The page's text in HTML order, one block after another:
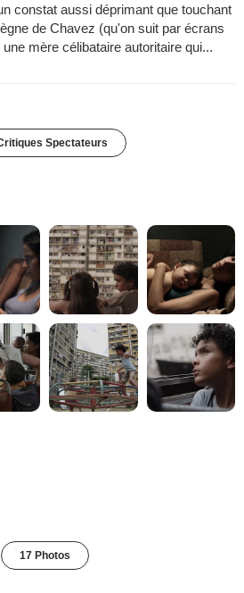
constat aussi déprimant que touchant
de Chavez (qu'on suit par écrans
mère célibataire autoritaire qui...
Spectateurs
17 Photos